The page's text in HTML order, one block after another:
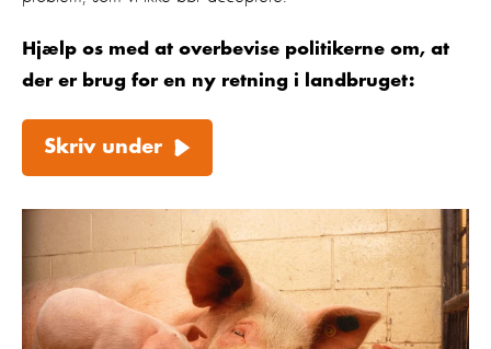
Hjælp os med at overbevise politikerne om, at
der er brug for en ny retning i landbruget:
Skriv under